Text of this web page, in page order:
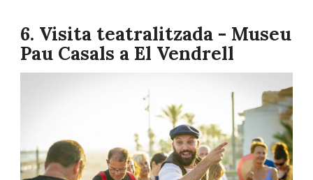
6. Visita teatralitzada - Museu
Pau Casals a El Vendrell